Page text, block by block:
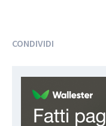
CONDIVIDI